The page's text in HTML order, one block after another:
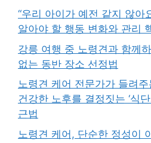
“우리 아이가 예전 같지 않아
알아야 할 행동 변화와 관리
강릉 여행 중 노령견과 함께
없는 동반 장소 선정법
노령견 케어 전문가가 들려
건강한 노후를 결정짓는 ‘식
근법
노령견 케어, 단순한 정성이